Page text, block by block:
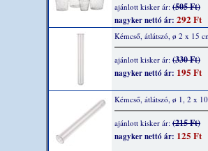
ajánlott kisker ár: (505 Ft)
nagyker nettó ár: 292 Ft
Kémcső, átlátszó, ø 2 x 15
ajánlott kisker ár: (330 Ft)
nagyker nettó ár: 195 Ft
Kémcső, átlátszó, ø 1, 2 x
ajánlott kisker ár: (215 Ft)
nagyker nettó ár: 125 Ft